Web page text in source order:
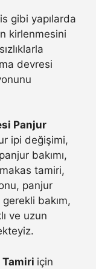
gibi yapılarda
kirlenmesini
devresi
Panjur
ipi değişimi,
bakımı,
tamiri,
panjur
gerekli bakım,
ve uzun
için